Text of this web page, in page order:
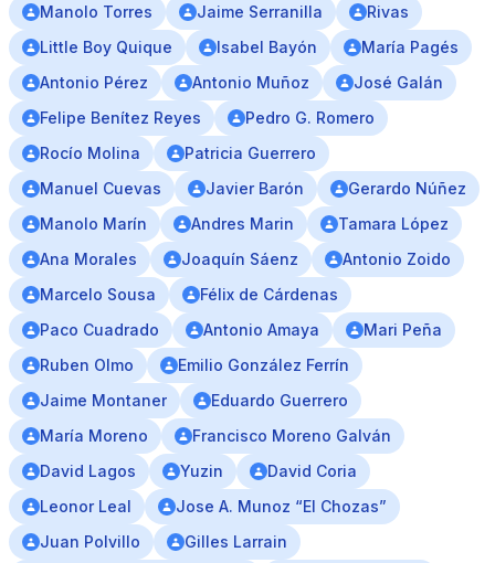
Manolo Torres
Jaime Serranilla
Rivas
Little Boy Quique
Isabel Bayón
María Pagés
Antonio Pérez
Antonio Muñoz
José Galán
Felipe Benítez Reyes
Pedro G. Romero
Rocío Molina
Patricia Guerrero
Manuel Cuevas
Javier Barón
Gerardo Núñez
Manolo Marín
Andres Marin
Tamara López
Ana Morales
Joaquín Sáenz
Antonio Zoido
Marcelo Sousa
Félix de Cárdenas
Paco Cuadrado
Antonio Amaya
Mari Peña
Ruben Olmo
Emilio González Ferrín
Jaime Montaner
Eduardo Guerrero
María Moreno
Francisco Moreno Galván
David Lagos
Yuzin
David Coria
Leonor Leal
Jose A. Munoz “El Chozas”
Juan Polvillo
Gilles Larrain